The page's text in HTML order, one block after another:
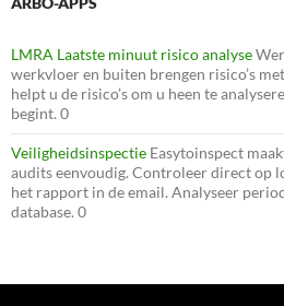
LMRA Laatste minuut risico analyse
werkvloer en buiten brengen risico’s
helpt u de risico’s om u heen te
begint. 0
Veiligheidsinspectie Easytoinspect
audits eenvoudig. Controleer direct op
het rapport in de email. Analyseer
database. 0